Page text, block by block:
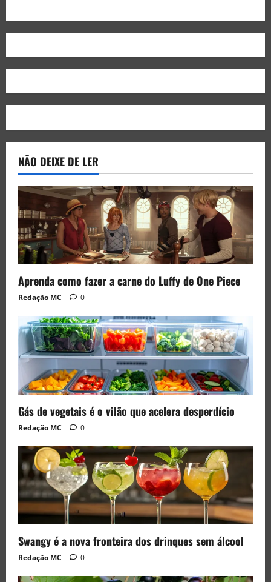
NÃO DEIXE DE LER
Aprenda como fazer a carne do Luffy de One Piece
Redação MC 0
Gás de vegetais é o vilão que acelera desperdício
Redação MC 0
Swangy é a nova fronteira dos drinques sem álcool
Redação MC 0